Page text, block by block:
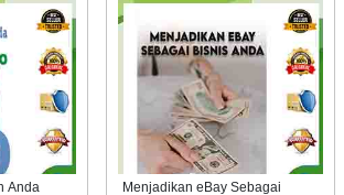
Anda
Menjadikan eBay Sebagai